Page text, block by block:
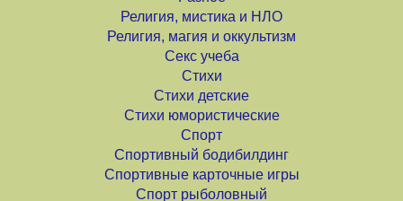
Религия, мистика и НЛО
Религия, магия и оккультизм
Секс учеба
Стихи
Стихи детские
Стихи юмористические
Спорт
Спортивный бодибилдинг
Спортивные карточные игры
Спорт рыболовный